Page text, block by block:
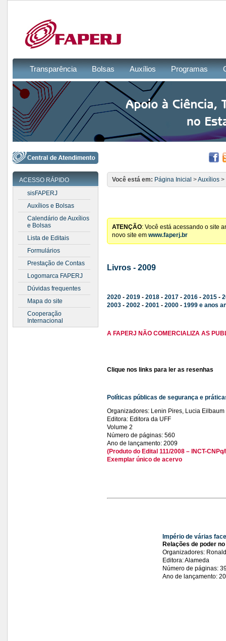
Transparência Bolsas Auxílios Programas
ACESSO RÁPIDO
sisFAPERJ
Auxílios e Bolsas
Calendário de Auxílios
e Bolsas
Lista de Editais
Formulários
Prestação de Contas
Logomarca FAPERJ
Dúvidas frequentes
Mapa do site
Cooperação
Internacional
Você está em: Página Inicial >Auxílios >
ATENÇÃO: Você está acessando o site
novo site em www.faperj.br
Livros - 2009
2020 - 2019 - 2018 - 2017 - 2016 - 2015 -
2003 - 2002 - 2001 - 2000 - 1999 e anos
A FAPERJ NÃO COMERCIALIZA AS
Clique nos links para ler as resenhas
Políticas públicas de segurança e
Organizadores: Lenin Pires, Lucia Eilbaum
Editora: Editora da UFF
Volume 2
Número de páginas: 560
Ano de lançamento: 2009
(Produto do Edital 111/2008 – INCT-
Exemplar único de acervo
Império de várias
Relações de poder
Organizadores:
Editora: Alameda
Número de páginas:
Ano de lançamento: